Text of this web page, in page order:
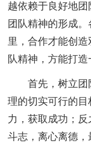
越依赖于良好地
团队精神的形成
里，合作才能创
队精神，方能打造
首先，树立团
理的切实可行的
力，获取成功；
斗志，离心离德，